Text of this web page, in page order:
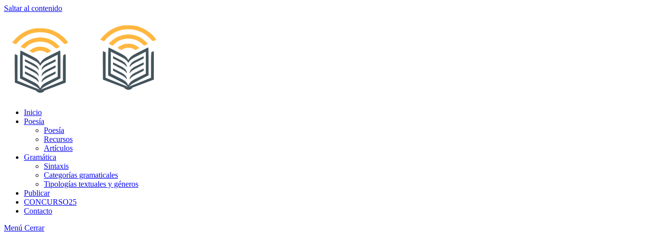
Saltar al contenido
Inicio
Poesía
Poesía
Recursos
Artículos
Gramática
Sintaxis
Categorías gramaticales
Tipologías textuales y géneros
Publicar
CONCURSO25
Contacto
Menú Cerrar